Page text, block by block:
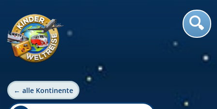
← alle Kontinente